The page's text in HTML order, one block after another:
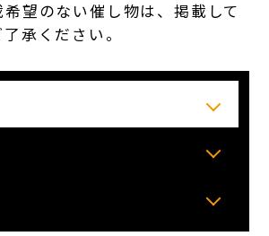
望のない催し物は、掲載して
承ください。